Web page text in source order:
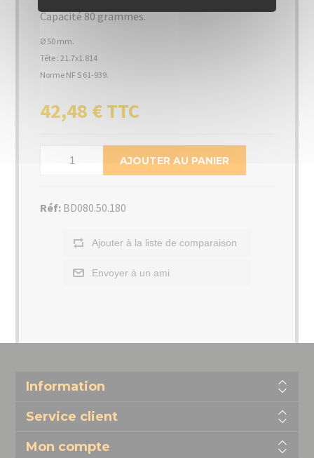
Capacité 80 grammes.
Ø 50 mm.
Tête : 21.7x1.814
Norme NF S 61-939.
42,48 € TTC
AJOUTER AU PANIER
Réf: BD080.50.180
Ajouter à la liste de comparaison
Envoyer à un ami
Information
Service client
Mon compte